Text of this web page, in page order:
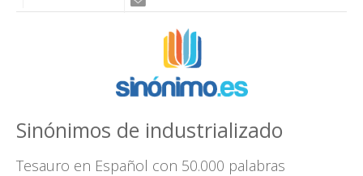
Sinónimos de industrializado
Tesauro en Español con 50.000 palabras